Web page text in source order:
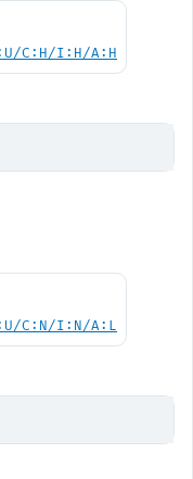
C:H/I:H/A:H
C:N/I:N/A:L